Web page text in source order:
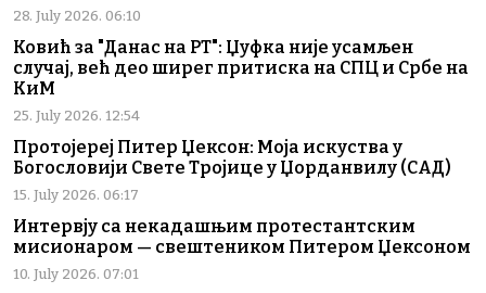
28. July 2026. 06:10
Ковић за "Данас на РТ": Џуфка није усамљен
случај, већ део ширег притиска на СПЦ и Србе на
КиМ
25. July 2026. 12:54
Протојереј Питер Џексон: Моја искуства у
Богословији Свете Тројице у Џорданвилу (САД)
15. July 2026. 06:17
Интервју са некадашњим протестантским
мисионаром — свештеником Питером Џексоном
10. July 2026. 07:01